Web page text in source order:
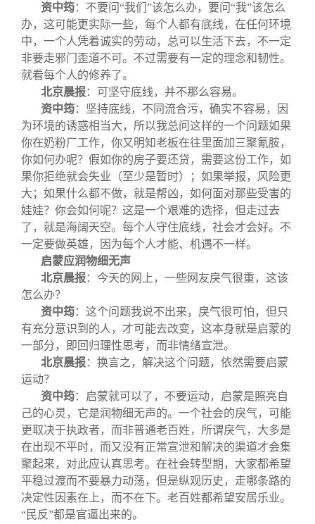
资中筠：不要问“我们”该怎么办，要问“我”该怎么
办，这可能更实际一些，每个人都有底线，在任何环境
中，一个人凭着诚实的劳动，总可以生活下去，不一定
非要走邪门歪道不可。不过需要有一定的理念和韧性。
就看每个人的修养了。
北京晨报： 可坚守底线，并不那么容易。
资中筠：坚持底线，不同流合污，确实不容易，因
为环境的诱惑相当大，所以我总问这样的一个问题如果
你在奶粉厂工作，你又明知老板在往里面加三聚氰胺，
你如何办呢？假如你的房子要还贷，需要这份工作，如
果你拒绝就会失业（至少是暂时）；如果举报，风险更
大；如果什么都不做，就是帮凶，如何面对那些受害的
娃娃？你会如何呢？这是一个艰难的选择，但走过去
了，就是海阔天空。每个人守住底线，社会才会好。不
一定要做英雄，因为每个人才能、机遇不一样。
启蒙应润物细无声
北京晨报： 今天的网上，一些网友戾气很重，这该
怎么办？
资中筠：这个问题我说不出来，戾气很可怕，但只
有充分意识到的人，才可能去改变，这本身就是启蒙的
一部分，即回归理性思考，而非情绪宣泄。
北京晨报： 换言之，解决这个问题，依然需要启蒙
运动？
资中筠：启蒙就可以了，不要运动，启蒙是照亮自
己的心灵，它是润物细无声的。一个社会的戾气，可能
更取决于执政者，而非普通老百姓，所谓戾气，大多是
在出现不平时，而又没有正常宣泄和解决的渠道才会集
聚起来，对此应认真思考。在社会转型期，大家都希望
平稳过渡而不要暴力动荡，但是纵观历史，走哪条路的
决定性因素在上，而不在下。老百姓都希望安居乐业。
“民反”都是官逼出来的。